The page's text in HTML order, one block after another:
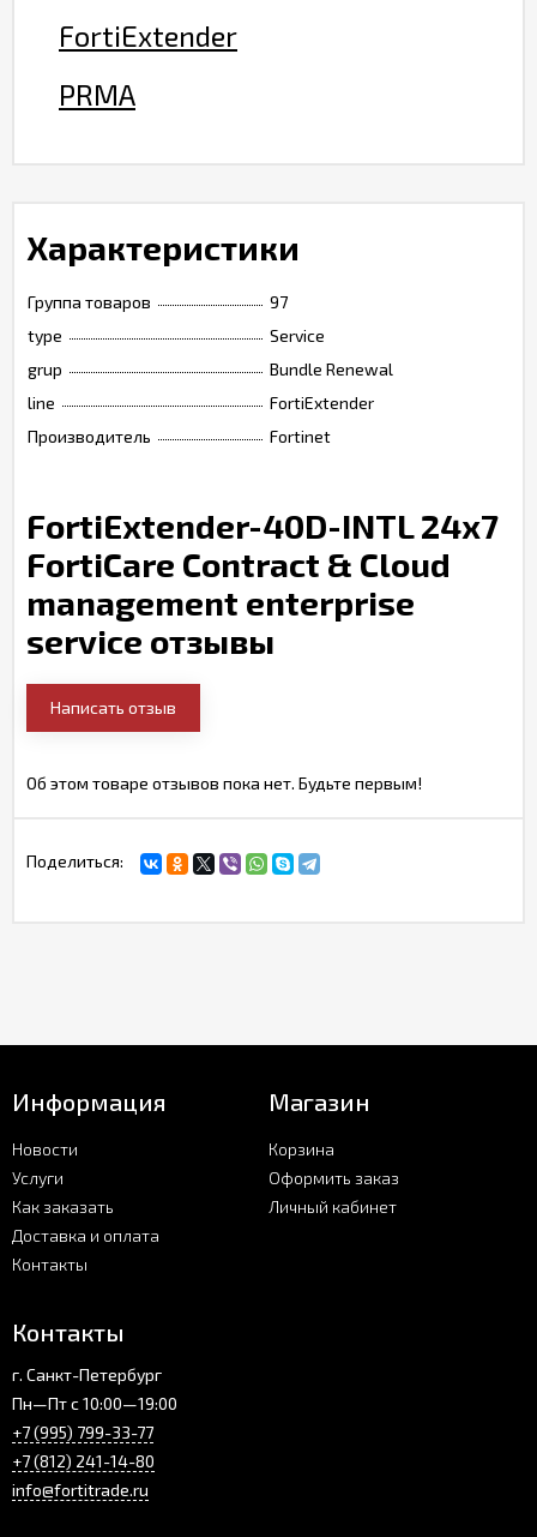
FortiExtender
PRMA
Характеристики
Группа товаров
97
type
Service
grup
Bundle Renewal
line
FortiExtender
Производитель
Fortinet
FortiExtender-40D-INTL 24x7
FortiCare Contract & Cloud
management enterprise
service отзывы
Написать отзыв
Об этом товаре отзывов пока нет. Будьте первым!
Поделиться:
Информация
Новости
Услуги
Как заказать
Доставка и оплата
Контакты
Магазин
Корзина
Оформить заказ
Личный кабинет
Контакты
г. Санкт-Петербург
Пн—Пт с 10:00—19:00
+7 (995) 799-33-77
+7 (812) 241-14-80
info@fortitrade.ru